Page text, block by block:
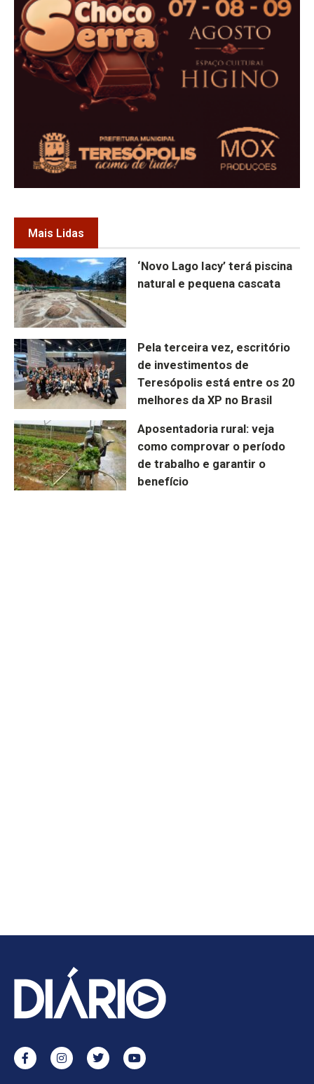
Mais Lidas
‘Novo Lago Iacy’ terá piscina
natural e pequena cascata
Pela terceira vez, escritório
de investimentos de
Teresópolis está entre os 20
melhores da XP no Brasil
Aposentadoria rural: veja
como comprovar o período
de trabalho e garantir o
benefício